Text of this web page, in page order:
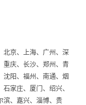
北京、上海、广州、深
重庆、长沙、郑州、青
沈阳、福州、南通、烟
家庄、厦门、绍兴、
滨、嘉兴、淄博、贵